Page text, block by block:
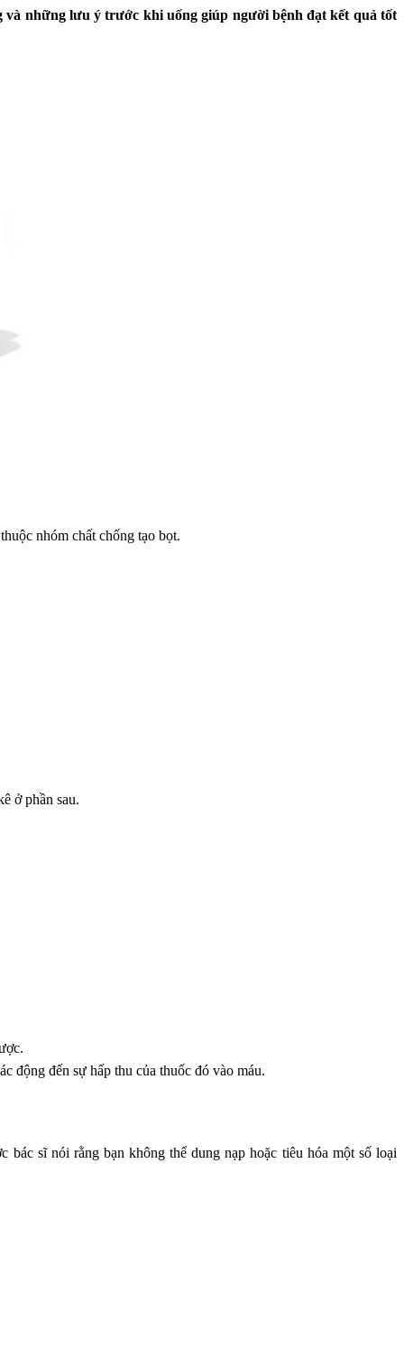
và những lưu ý trước khi uống giúp người bệnh đạt kết quả tốt
nhóm chất chống tạo bọt.
ở phần sau.
động đến sự hấp thu của thuốc đó vào máu.
sĩ nói rằng bạn không thể dung nạp hoặc tiêu hóa một số loại